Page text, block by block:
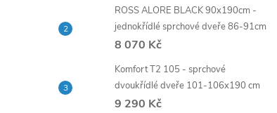
ROSS ALORE BLACK 90x190cm -
jednokřídlé sprchové dveře 86-91cm
8 070 Kč
Komfort T2 105 - sprchové
dvoukřídlé dveře 101-106x190 cm
9 290 Kč
DO KOŠÍKU
1 439 Kč
Skladem DO KOŠÍKU